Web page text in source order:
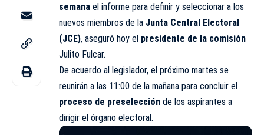
semana el informe para definir y seleccionar a los
nuevos miembros de la Junta Central Electoral
(JCE), aseguró hoy el presidente de la comisión
Julito Fulcar.
De acuerdo al legislador, el próximo martes se
reunirán a las 11:00 de la mañana para concluir el
proceso de preselección de los aspirantes a
dirigir el órgano electoral.